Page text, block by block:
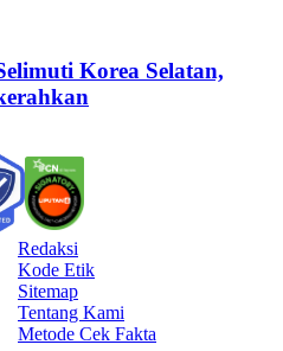
Korea Selatan,
Redaksi
Kode Etik
Sitemap
Tentang Kami
Metode Cek Fakta